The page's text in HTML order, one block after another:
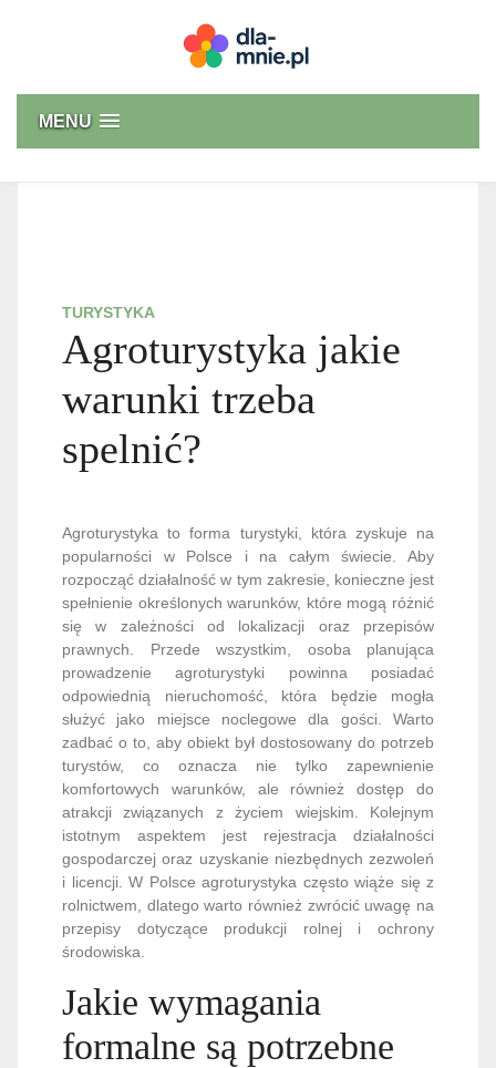
MENU
TURYSTYKA
Agroturystyka jakie
warunki trzeba
spelnić?
Agroturystyka to forma turystyki, która zyskuje na
popularności w Polsce i na całym świecie. Aby
rozpocząć działalność w tym zakresie, konieczne jest
spełnienie określonych warunków, które mogą różnić
się w zależności od lokalizacji oraz przepisów
prawnych. Przede wszystkim, osoba planująca
prowadzenie agroturystyki powinna posiadać
odpowiednią nieruchomość, która będzie mogła
służyć jako miejsce noclegowe dla gości. Warto
zadbać o to, aby obiekt był dostosowany do potrzeb
turystów, co oznacza nie tylko zapewnienie
komfortowych warunków, ale również dostęp do
atrakcji związanych z życiem wiejskim. Kolejnym
istotnym aspektem jest rejestracja działalności
gospodarczej oraz uzyskanie niezbędnych zezwoleń
i licencji. W Polsce agroturystyka często wiąże się z
rolnictwem, dlatego warto również zwrócić uwagę na
przepisy dotyczące produkcji rolnej i ochrony
środowiska.
Jakie wymagania
formalne są potrzebne